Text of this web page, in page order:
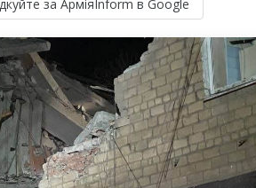
за АрміяInform в Google